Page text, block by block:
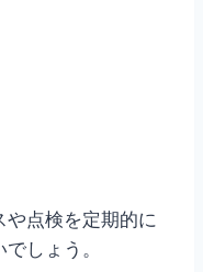
点検を定期的に
しょう。